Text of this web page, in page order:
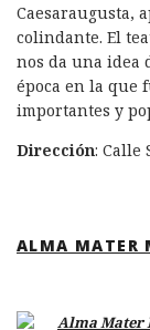
Caesaraugusta,
colindante. El
nos da una idea
época en la que
importantes y
Dirección: Calle
ALMA MATER